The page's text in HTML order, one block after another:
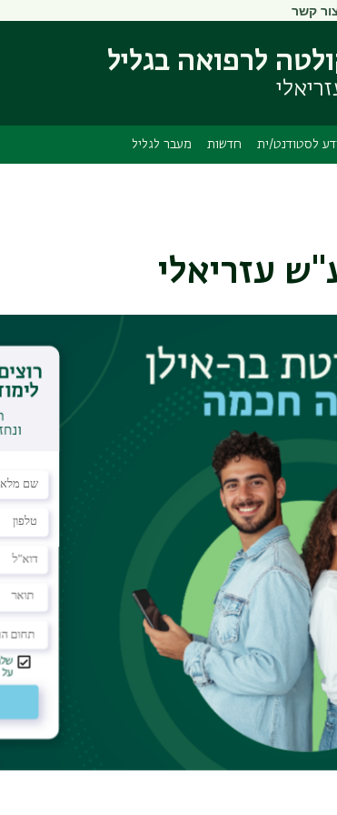
העיקרי
ניווט
קשר
לרפואה בגליל
לסטודנט/ית חדשות מעבר לגליל
עזריאלי
פעילות